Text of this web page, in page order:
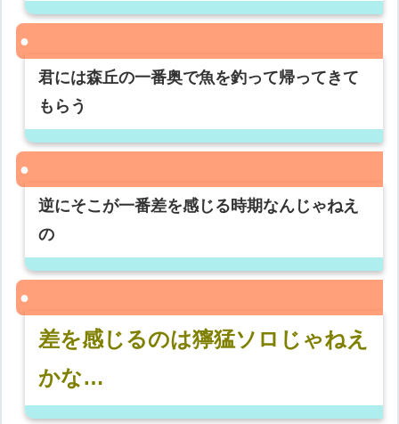
君には森丘の一番奥で魚を釣って帰ってきて
もらう
逆にそこが一番差を感じる時期なんじゃねえ
の
差を感じるのは獰猛ソロじゃねえ
かな…